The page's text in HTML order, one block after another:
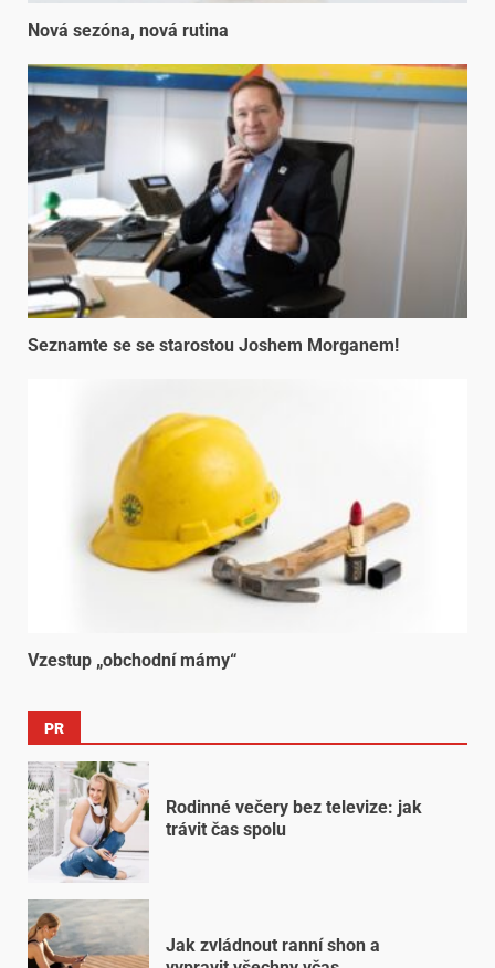
Nová sezóna, nová rutina
Seznamte se se starostou Joshem Morganem!
Vzestup „obchodní mámy“
PR
Rodinné večery bez televize: jak
trávit čas spolu
Jak zvládnout ranní shon a